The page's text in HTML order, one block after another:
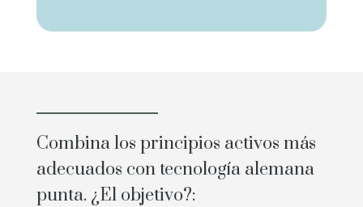
Combina los principios activos más
adecuados con tecnología alemana
punta. ¿El objetivo?: